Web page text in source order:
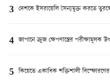
3 দেশকে ইসরায়েলি সৈন্যমুক্ত করতে
4 জাপানে ক্রুজ ক্ষেপণাস্ত্রের পরীক্ষামূলক
5 কিয়েভে একাধিক শক্তিশালী